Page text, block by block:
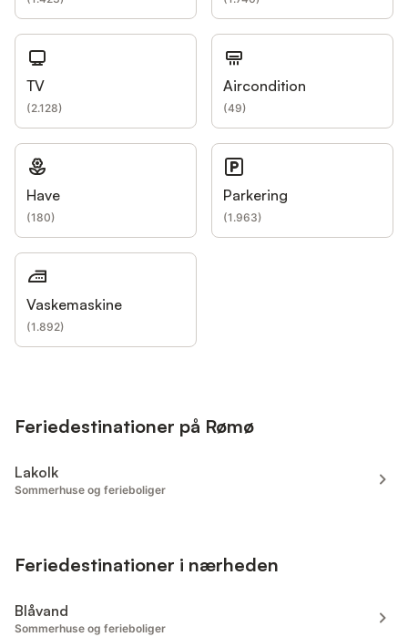
TV
(2.128)
Aircondition
(49)
Have
(180)
Parkering
(1.963)
Vaskemaskine
(1.892)
Feriedestinationer på Rømø
Lakolk
Sommerhuse og ferieboliger
Feriedestinationer i nærheden
Blåvand
Sommerhuse og ferieboliger